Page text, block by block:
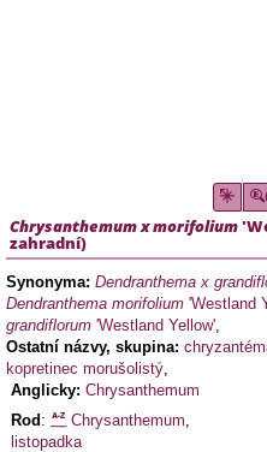
Chrysanthemum x morifolium
zahradní)
Synonyma: Dendranthema x
Dendranthema morifolium 'Westland
grandiflorum 'Westland Yellow',
Ostatní názvy, skupina:
kopretinec morušolistý,
Anglicky: Chrysanthemum
Rod : Chrysanthemum,
listopadka